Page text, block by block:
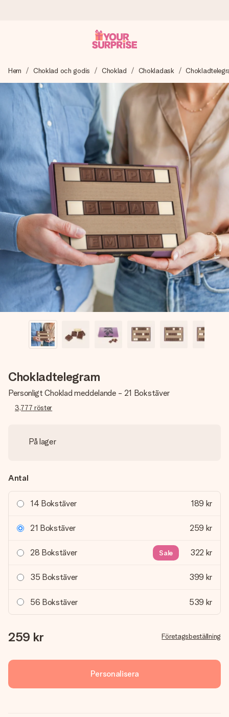
Vi skapar din gåva med omsorg och skickar den blixtsnabbt
– så att du kan ge den i precis rätt tid, när det betyder som
mest.
4,6 (baserat på +15 000 recensioner)
Våra gåvor inspirerar. Kunder ger oss 4,6 på Google
Reviews.
Gratis hälsning
Skapa något unikt med bara några få steg – med hennes
namn, ditt foto eller ett meddelande som verkligen berör
hennes hjärta. Inget krångel, bara med all kärlek för stunden.
Hem Choklad och godis Choklad Chokladask
Chokladtelegram
Personligt Choklad meddelande - 21 Bokstäver
3,777 röster
På lager
Antal
14 Bokstäver 189 kr
21 Bokstäver 259 kr
28 Bokstäver Sale 322 kr
35 Bokstäver 399 kr
56 Bokstäver 539 kr
259 kr Företagsbeställning
Personalisera